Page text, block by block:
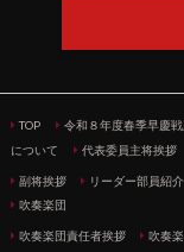
TOP 令和８年度春季早慶
について
代表委員主将挨拶
副将挨拶 リーダー部員紹介
吹奏楽団
吹奏楽団責任者挨拶 吹奏